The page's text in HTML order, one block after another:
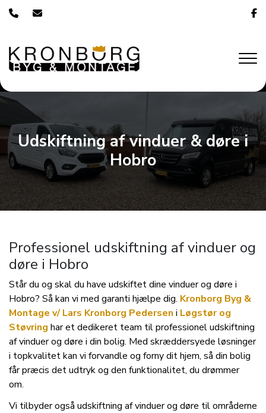
Gå
Udskiftning af vinduer & døre i
Hobro
Professionel udskiftning af vinduer og
døre i Hobro
Står du og skal du have udskiftet dine vinduer og døre i
Hobro? Så kan vi med garanti hjælpe dig. Kronborg Byg &
Montage v/ Lars Kronborg Pedersen i Løgstør og
Støvring har et dedikeret team til professionel udskiftning
af vinduer og døre i din bolig. Med skræddersyede løsninger
i topkvalitet kan vi forvandle og forny dit hjem, så din bolig
får præcis det udtryk og den funktionalitet, du drømmer
om.
Vi tilbyder også udskiftning af vinduer og døre til områderne